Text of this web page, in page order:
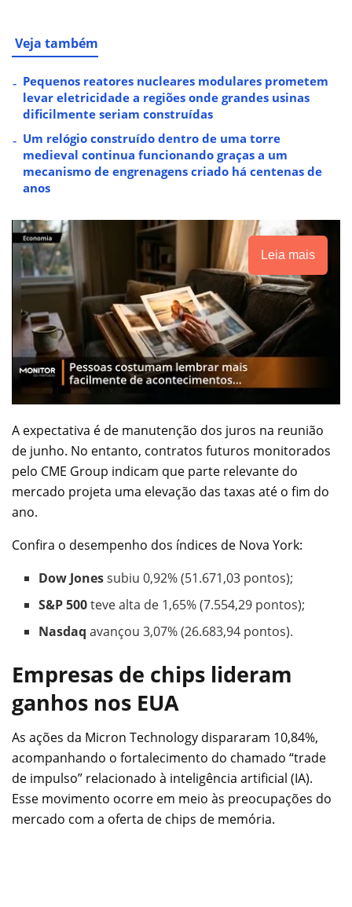
Veja também
Pequenos reatores nucleares modulares prometem
levar eletricidade a regiões onde grandes usinas
dificilmente seriam construídas
Um relógio construído dentro de uma torre
medieval continua funcionando graças a um
mecanismo de engrenagens criado há centenas de
anos
Leia mais
A expectativa é de manutenção dos juros na reunião
de junho. No entanto, contratos futuros monitorados
pelo CME Group indicam que parte relevante do
mercado projeta uma elevação das taxas até o fim do
ano.
Confira o desempenho dos índices de Nova York:
Dow Jonessubiu 0,92% (51.671,03 pontos);
S&P 500teve alta de 1,65% (7.554,29 pontos);
Nasdaq avançou 3,07% (26.683,94 pontos).
Empresas de chips lideram
ganhos nos EUA
As ações da Micron Technology dispararam 10,84%,
acompanhando o fortalecimento do chamado “trade
de impulso” relacionado à inteligência artificial (IA).
Esse movimento ocorre em meio às preocupações do
mercado com a oferta de chips de memória.